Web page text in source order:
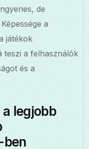
de
a
játékok
teszi a felhasználók
és a
legjobb
ben